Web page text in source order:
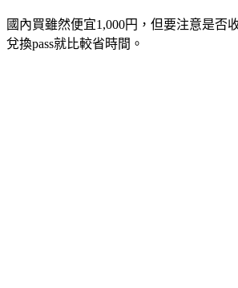
國內買雖然便宜1,000円，但要注意是否
兌換pass就比較省時間。